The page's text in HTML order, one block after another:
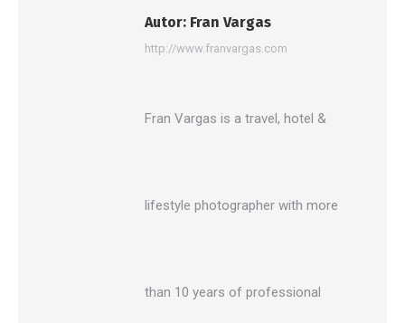
Autor: Fran Vargas
http://www.franvargas.com
Fran Vargas is a travel, hotel &
lifestyle photographer with more
than 10 years of professional